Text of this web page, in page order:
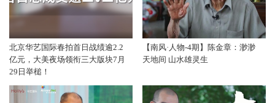
北京华艺国际春拍首日战绩逾2.2
亿元，大美夜场领衔三大版块7月
29日举槌！
【南风·人物-4期】陈金章：渺渺
天地间 山水雄灵生